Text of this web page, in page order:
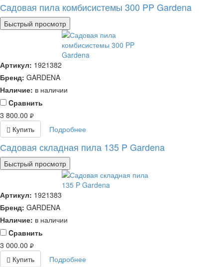
Садовая пила комбисистемы 300 PP Gardena
Быстрый просмотр
Артикул: 1921382
Бренд: GARDENA
Наличие: в наличии
Cравнить
3 800.00 руб.
Купить Подробнее
Садовая складная пила 135 P Gardena
Быстрый просмотр
Артикул: 1921383
Бренд: GARDENA
Наличие: в наличии
Cравнить
3 000.00 руб.
Купить
Подробнее